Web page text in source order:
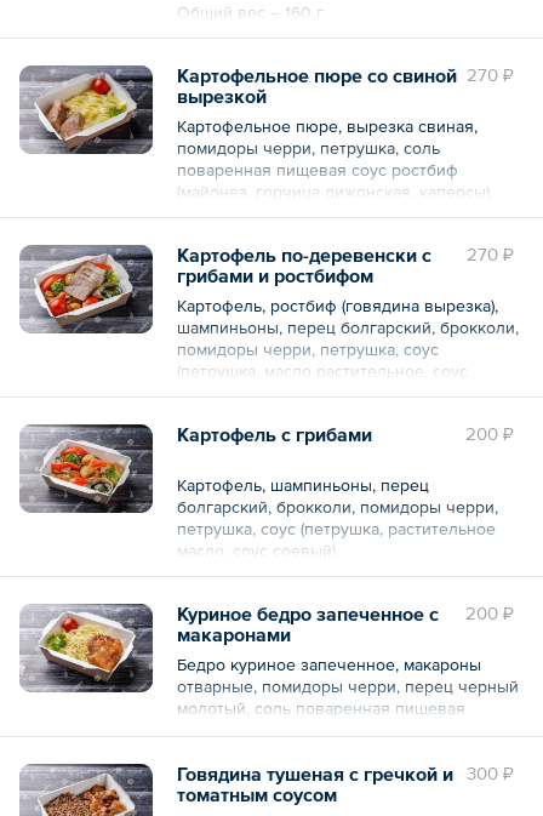
Общий вес – 160 г
270 ₽
Картофельное пюре со свиной
вырезкой
Картофельное пюре, вырезка свиная,
помидоры черри, петрушка, соль
поваренная пищевая соус ростбиф
(майонез, горчица дижонская, каперсы).
270 ₽
Картофель по-деревенски с
грибами и ростбифом
Картофель, ростбиф (говядина вырезка),
шампиньоны, перец болгарский, брокколи,
помидоры черри, петрушка, соус
(петрушка, масло растительное, соус
соевый)
Общий вес – 230 г 200 ₽
Картофель с грибами
Картофель, шампиньоны, перец
болгарский, брокколи, помидоры черри,
петрушка, соус (петрушка, растительное
масло, соус соевый)
200 ₽
Куриное бедро запеченное с
макаронами
Бедро куриное запеченное, макароны
отварные, помидоры черри, перец черный
молотый, соль поваренная пищевая
300 ₽
Говядина тушеная с гречкой и
томатным соусом